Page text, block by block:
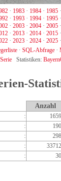
· 1983 · 1984 · 1985 ·
· 1993 · 1994 · 1995 ·
· 2003 · 2004 · 2005 ·
· 2013 · 2014 · 2015 ·
· 2023 · 2024 · 2025 ·
· SQL-Abfrage ·
Serie Statistiken:
Anzahl
:
1659
:
190
:
298
:
33712
: 30